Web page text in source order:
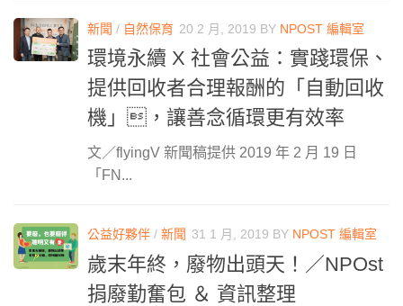
新聞 / 自然保育 20 2 月, 2019 BY NPOST 編輯室
環境永續 X 社會公益：實踐環保、
提供回收者合理報酬的「自動回收
機」，讓善念循環更有效率
文／flyingV 新聞稿提供 2019 年 2 月 19 日
「FN...
公益好夥伴 / 新聞 31 1 月, 2019 BY NPOST 編輯室
歲末年終，廢物出頭天！／NPOst
捐廢勤奮包 ＆ 資訊整理